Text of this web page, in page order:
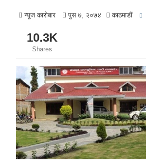
न्यूज काराेबार पुस ७, २०७४ काठमाडाैं
10.3K
Shares